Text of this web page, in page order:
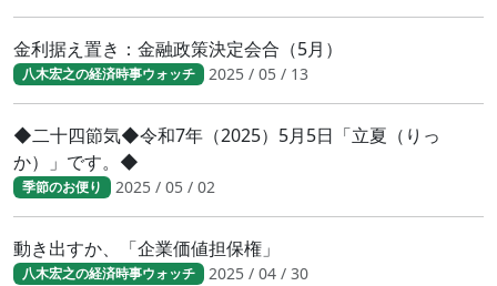
金利据え置き：金融政策決定会合（5月）
八木宏之の経済時事ウォッチ 2025 / 05 / 13
◆二十四節気◆令和7年（2025）5月5日「立夏（りっ
か）」です。◆
季節のお便り 2025 / 05 / 02
動き出すか、「企業価値担保権」
八木宏之の経済時事ウォッチ 2025 / 04 / 30